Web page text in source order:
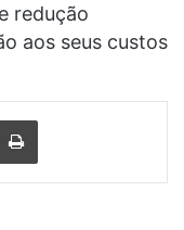
redução
aos seus custos
e-mail Imprimir